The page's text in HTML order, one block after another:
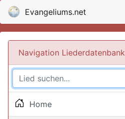
Evangeliums.net
Navigation Liederdatenbank
Home